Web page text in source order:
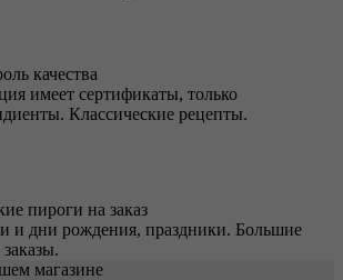
качества
имеет сертификаты, только
Классические рецепты.
пироги на заказ
и дни рождения, праздники. Большие
магазине